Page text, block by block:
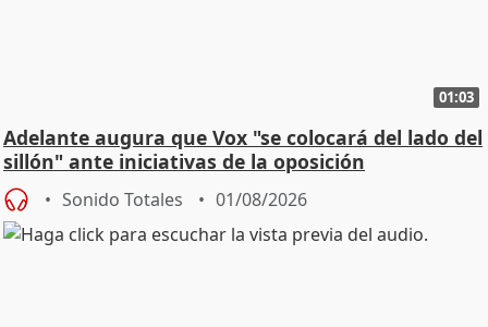
01:03
Adelante augura que Vox "se colocará del lado del
sillón" ante iniciativas de la oposición
Sonido Totales 01/08/2026